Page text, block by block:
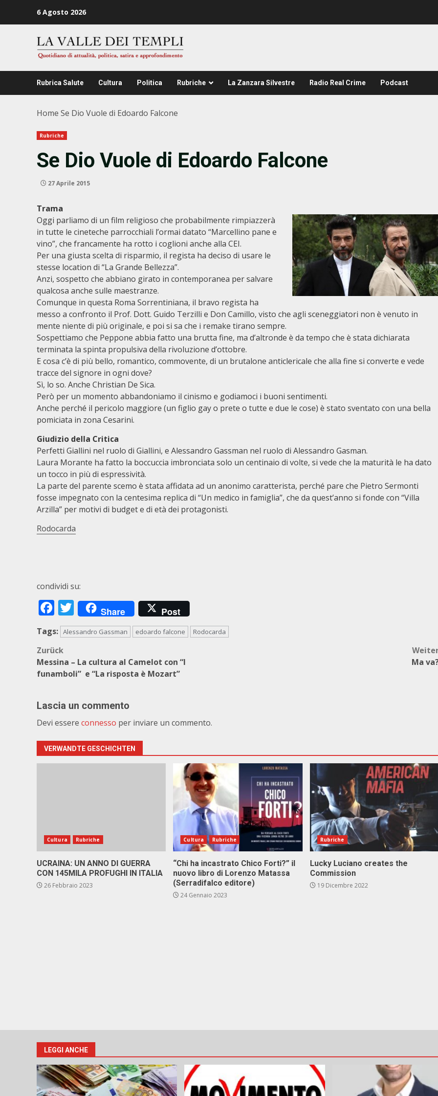
6 Agosto 2026
Rubrica Salute Cultura Politica Rubriche La Zanzara Silvestre Radio Real Crime Podcast
Home Se Dio Vuole di Edoardo Falcone
Rubriche
Se Dio Vuole di Edoardo Falcone
27 Aprile 2015
Trama
Oggi parliamo di un film religioso che probabilmente rimpiazzerà
in tutte le cineteche parrocchiali l’ormai datato “Marcellino pane e
vino”, che francamente ha rotto i coglioni anche alla CEI.
Per una giusta scelta di risparmio, il regista ha deciso di usare le
stesse location di “La Grande Bellezza”.
Anzi, sospetto che abbiano girato in contemporanea per salvare
qualcosa anche sulle maestranze.
Comunque in questa Roma Sorrentiniana, il bravo regista ha
messo a confronto il Prof. Dott. Guido Terzilli e Don Camillo, visto che agli sceneggiatori non è venuto in
mente niente di più originale, e poi si sa che i remake tirano sempre.
Sospettiamo che Peppone abbia fatto una brutta fine, ma d’altronde è da tempo che è stata dichiarata
terminata la spinta propulsiva della rivoluzione d’ottobre.
E cosa c’è di più bello, romantico, commovente, di un brutalone anticlericale che alla fine si converte e vede
tracce del signore in ogni dove?
Sì, lo so. Anche Christian De Sica.
Però per un momento abbandoniamo il cinismo e godiamoci i buoni sentimenti.
Anche perché il pericolo maggiore (un figlio gay o prete o tutte e due le cose) è stato sventato con una bella
pomiciata in zona Cesarini.
Giudizio della Critica
Perfetti Giallini nel ruolo di Giallini, e Alessandro Gassman nel ruolo di Alessandro Gasman.
Laura Morante ha fatto la boccuccia imbronciata solo un centinaio di volte, si vede che la maturità le ha dato
un tocco in più di espressività.
La parte del parente scemo è stata affidata ad un anonimo caratterista, perché pare che Pietro Sermonti
fosse impegnato con la centesima replica di “Un medico in famiglia”, che da quest’anno si fonde con “Villa
Arzilla” per motivi di budget e di età dei protagonisti.
Rodocarda
condividi su:
Facebook
Twitter
Share Post
Tags: Alessandro Gassman edoardo falcone Rodocarda
Beitragsnavigation
Zurück
Messina – La cultura al Camelot con “I
funamboli” e “La risposta è Mozart”
Ma
Lascia un commento
Devi essere connesso per inviare un commento.
VERWANDTE GESCHICHTEN
Cultura Rubriche
UCRAINA: UN ANNO DI GUERRA
CON 145MILA PROFUGHI IN ITALIA
26 Febbraio 2023
Cultura Rubriche
“Chi ha in­ca­stra­to Chi­co For­ti?” il
nuo­vo li­bro di Lo­ren­zo Ma­tas­sa
(Ser­ra­di­fal­co edi­to­re)
24 Gennaio 2023
Rubriche
Lucky Luciano creates the
Commission
19 Dicembre 2022
LEGGI ANCHE